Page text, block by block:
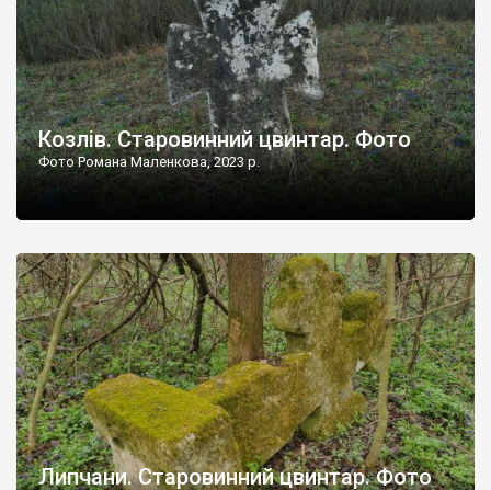
Козлів. Старовинний цвинтар. Фото
Фото Романа Маленкова, 2023 р.
Липчани. Старовинний цвинтар. Фото